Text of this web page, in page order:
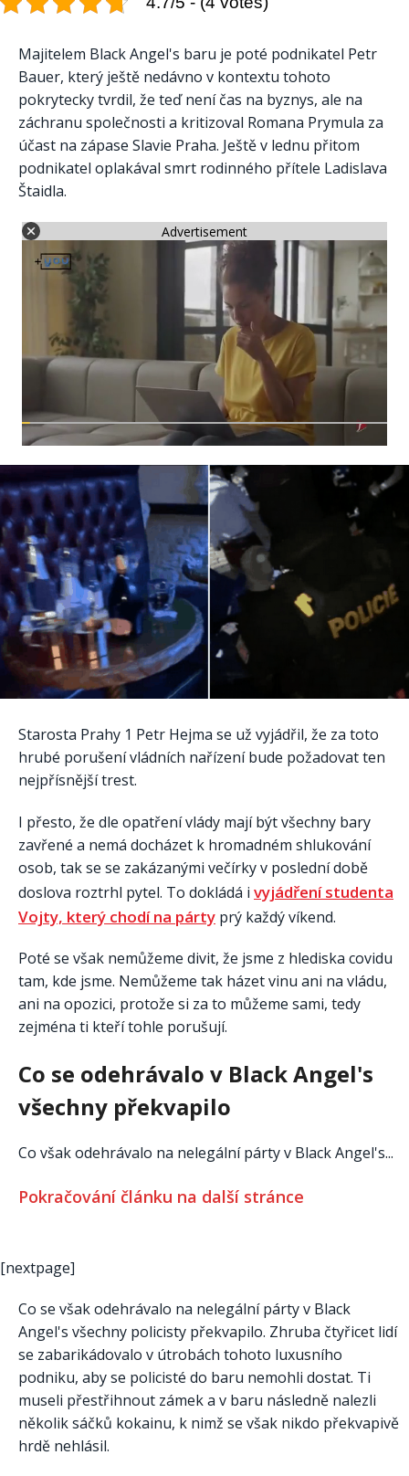
Majitelem Black Angel's baru je poté podnikatel Petr
Bauer, který ještě nedávno v kontextu tohoto
pokrytecky tvrdil, že teď není čas na byznys, ale na
záchranu společnosti a kritizoval Romana Prymula za
účast na zápase Slavie Praha. Ještě v lednu přitom
podnikatel oplakával smrt rodinného přítele Ladislava
Štaidla.
Advertisement
Starosta Prahy 1 Petr Hejma se už vyjádřil, že za toto
hrubé porušení vládních nařízení bude požadovat ten
nejpřísnější trest.
I přesto, že dle opatření vlády mají být všechny bary
zavřené a nemá docházet k hromadném shlukování
osob, tak se se zakázanými večírky v poslední době
doslova roztrhl pytel. To dokládá i vyjádření studenta
Vojty, který chodí na párty prý každý víkend.
Poté se však nemůžeme divit, že jsme z hlediska covidu
tam, kde jsme. Nemůžeme tak házet vinu ani na vládu,
ani na opozici, protože si za to můžeme sami, tedy
zejména ti kteří tohle porušují.
Co se odehrávalo v Black Angel's
všechny překvapilo
Co však odehrávalo na nelegální párty v Black Angel's...
Pokračování článku na další stránce
[nextpage]
Co se však odehrávalo na nelegální párty v Black
Angel's všechny policisty překvapilo. Zhruba čtyřicet lidí
se zabarikádovalo v útrobách tohoto luxusního
podniku, aby se policisté do baru nemohli dostat. Ti
museli přestřihnout zámek a v baru následně nalezli
několik sáčků kokainu, k nimž se však nikdo překvapivě
hrdě nehlásil.